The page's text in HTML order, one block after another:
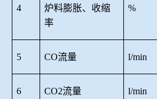
4
炉料膨胀、收缩
率
%
5 CO流量 l/min
6 CO2流量 l/min